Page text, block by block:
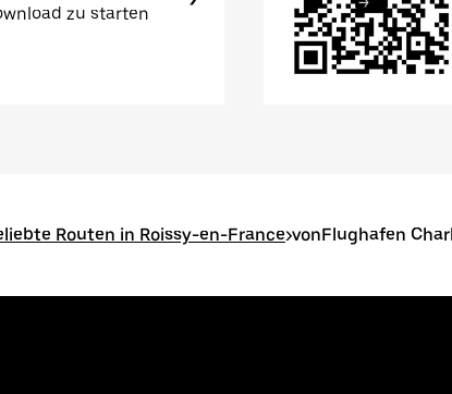
zu starten
Routen in Roissy-en-France>vonFlughafen